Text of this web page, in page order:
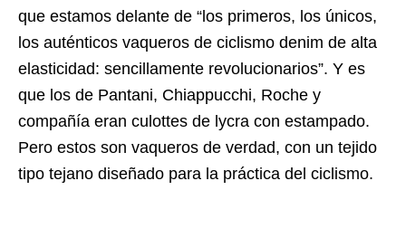
que estamos delante de “los primeros, los únicos,
los auténticos vaqueros de ciclismo denim de alta
elasticidad: sencillamente revolucionarios”. Y es
que los de Pantani, Chiappucchi, Roche y
compañía eran culottes de lycra con estampado.
Pero estos son vaqueros de verdad, con un tejido
tipo tejano diseñado para la práctica del ciclismo.